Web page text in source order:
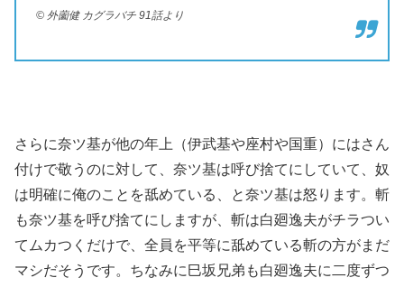
© 外薗健 カグラバチ 91話より
さらに奈ツ基が他の年上（伊武基や座村や国重）にはさん
付けで敬うのに対して、奈ツ基は呼び捨てにしていて、奴
は明確に俺のことを舐めている、と奈ツ基は怒ります。斬
も奈ツ基を呼び捨てにしますが、斬は白廻逸夫がチラつい
てムカつくだけで、全員を平等に舐めている斬の方がまだ
マシだそうです。ちなみに巳坂兄弟も白廻逸夫に二度ずつ